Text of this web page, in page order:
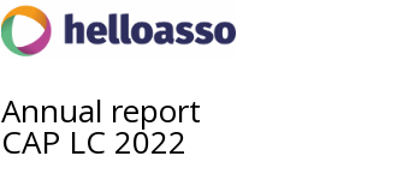
Annual report
CAP LC 2022